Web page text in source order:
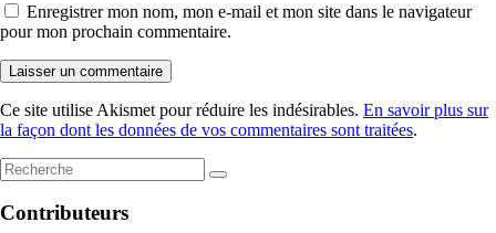
Enregistrer mon nom, mon e-mail et mon site dans le navigateur
pour mon prochain commentaire.
Ce site utilise Akismet pour réduire les indésirables. En savoir plus sur
la façon dont les données de vos commentaires sont traitées.
Contributeurs